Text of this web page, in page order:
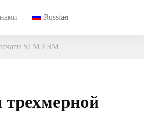
Russian
SLM EBM